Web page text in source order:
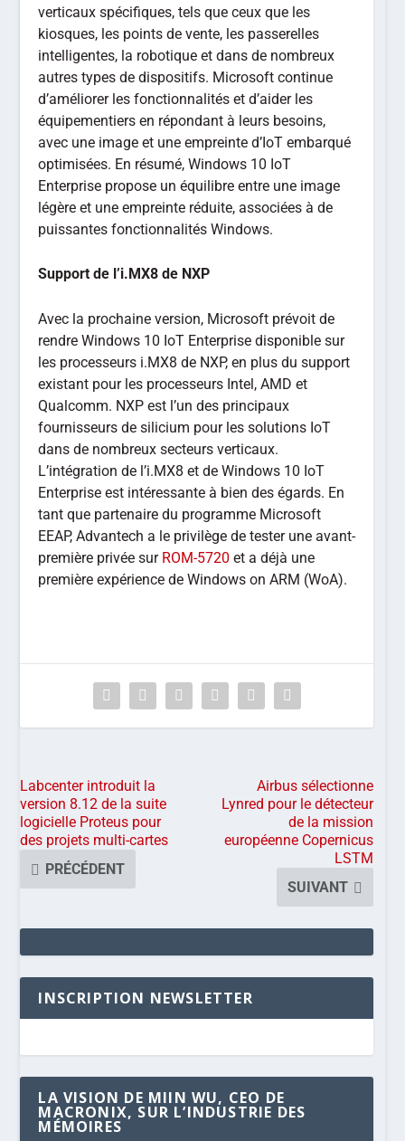
verticaux spécifiques, tels que ceux que les
kiosques, les points de vente, les passerelles
intelligentes, la robotique et dans de nombreux
autres types de dispositifs. Microsoft continue
d’améliorer les fonctionnalités et d’aider les
équipementiers en répondant à leurs besoins,
avec une image et une empreinte d’IoT embarqué
optimisées. En résumé, Windows 10 IoT
Enterprise propose un équilibre entre une image
légère et une empreinte réduite, associées à de
puissantes fonctionnalités Windows.
Support de l’i.MX8 de NXP
Avec la prochaine version, Microsoft prévoit de
rendre Windows 10 IoT Enterprise disponible sur
les processeurs i.MX8 de NXP, en plus du support
existant pour les processeurs Intel, AMD et
Qualcomm. NXP est l’un des principaux
fournisseurs de silicium pour les solutions IoT
dans de nombreux secteurs verticaux.
L’intégration de l’i.MX8 et de Windows 10 IoT
Enterprise est intéressante à bien des égards. En
tant que partenaire du programme Microsoft
EEAP, Advantech a le privilège de tester une avant-
première privée sur ROM-5720 et a déjà une
première expérience de Windows on ARM (WoA).
Labcenter introduit la
version 8.12 de la suite
logicielle Proteus pour
des projets multi-cartes
PRÉCÉDENT
Airbus sélectionne
Lynred pour le détecteur
de la mission
européenne Copernicus
LSTM
SUIVANT
INSCRIPTION NEWSLETTER
LA VISION DE MIIN WU, CEO DE
MACRONIX, SUR L’INDUSTRIE DES
MÉMOIRES